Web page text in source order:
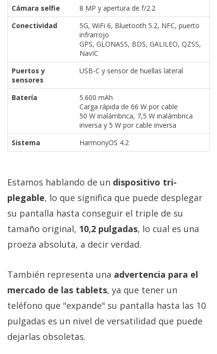
Cámara selfie
8 MP y apertura de f/2.2
Conectividad
5G, WiFi 6, Bluetooth 5.2, NFC, puerto
infrarrojo
GPS, GLONASS, BDS, GALILEO, QZSS,
NavIC
Puertos y
sensores
USB-C y sensor de huellas lateral
Batería
5.600 mAh
Carga rápida de 66 W por cable
50 W inalámbrica, 7,5 W inalámbrica
inversa y 5 W por cable inversa
Sistema
HarmonyOS 4.2
Estamos hablando de un dispositivo tri-
plegable, lo que significa que puede desplegar
su pantalla hasta conseguir el triple de su
tamaño original, 10,2 pulgadas, lo cual es una
proeza absoluta, a decir verdad.
También representa una advertencia para el
mercado de las tablets, ya que tener un
teléfono que "expande" su pantalla hasta las 10
pulgadas es un nivel de versatilidad que puede
dejarlas obsoletas.